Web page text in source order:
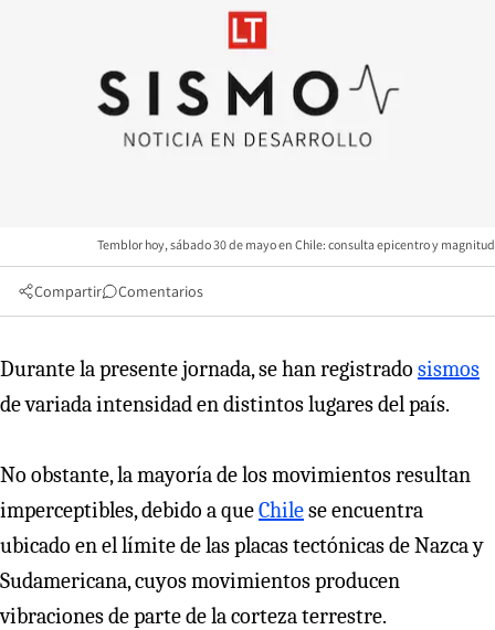
Temblor hoy, sábado 30 de mayo en Chile: consulta epicentro y magnitud
Compartir Comentarios
Durante la presente jornada, se han registrado sismos
de variada intensidad en distintos lugares del país.
No obstante, la mayoría de los movimientos resultan
imperceptibles, debido a queChilese encuentra
ubicado en el límite de las placas tectónicas de Nazca y
Sudamericana, cuyos movimientos producen
vibraciones de parte de la corteza terrestre.